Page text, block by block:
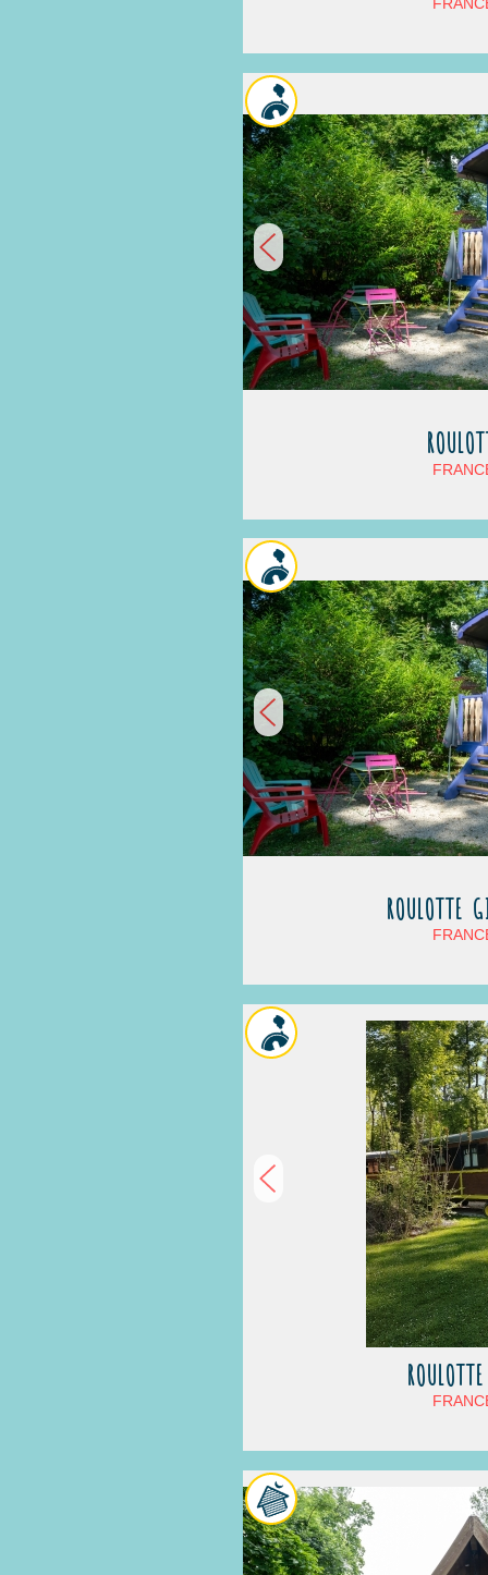
ROULOTTE